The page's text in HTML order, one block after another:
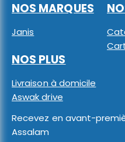
NOS MARQUES
Janis
NOS PLUS
Livraison à domicile
Aswak drive
Recevez en avant-
Assalam